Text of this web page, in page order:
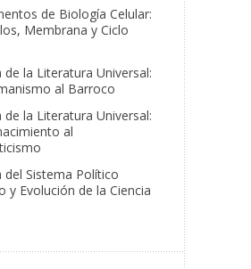
de Biología Celular:
Membrana y Ciclo
de la Literatura Universal:
al Barroco
de la Literatura Universal:
al
del Sistema Político
y Evolución de la Ciencia